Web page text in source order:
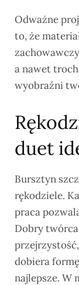
Odważne
to, że
a nawet
wyobraźni
duet
Bursztyn
rękodziele.
praca
Dobry
dobiera
najlepsze. W